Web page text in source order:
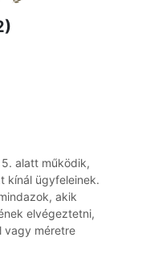
alatt működik,
kínál ügyfeleinek.
akik
elvégeztetni,
vagy méretre